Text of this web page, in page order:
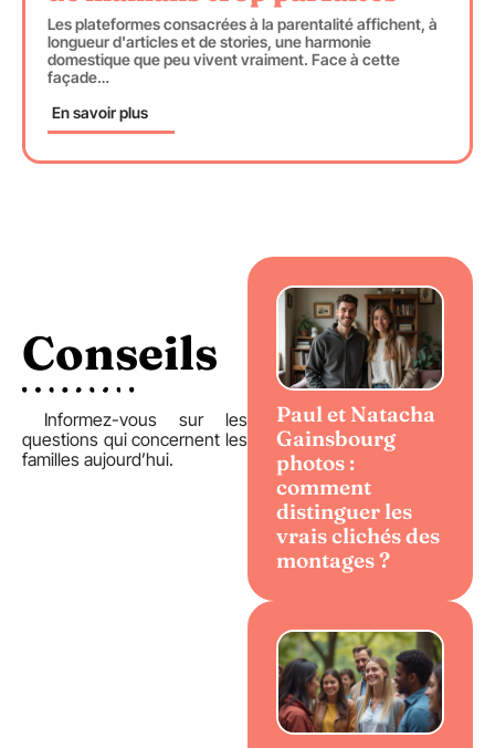
Les plateformes consacrées à la parentalité affichent, à
longueur d'articles et de stories, une harmonie
domestique que peu vivent vraiment. Face à cette
façade…
En savoir plus
Conseils
Informez-vous sur les
questions qui concernent les
familles aujourd’hui.
Paul et Natacha
Gainsbourg
photos :
comment
distinguer les
vrais clichés des
montages ?